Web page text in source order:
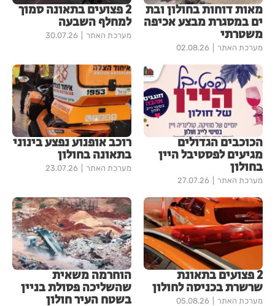
מאות דוחות בחולון ובת
ים במסגרת מבצע אכיפה
משטרתי
מערכת האתר 02.08.26
2 פצועים בתאונה סמוך
למחלף השבעה
מערכת האתר 30.07.26
הכוכבים הגדולים
מגיעים לפסטיבל היין
בחולון
מערכת האתר 27.07.26
רוכב אופנוע נפצע בינוני
בתאונה בחולון
מערכת האתר 23.07.26
2 פצועים בתאונת
שרשרת בכניסה לחולון
מערכת האתר 05.08.26
הוחרמה משאית
שהשליכה פסולת בניין
בשטח העיר חולון